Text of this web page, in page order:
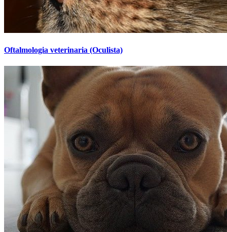
Oftalmologia veterinaria (Oculista)